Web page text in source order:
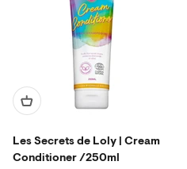
Les Secrets de Loly | Cream
Conditioner /250ml